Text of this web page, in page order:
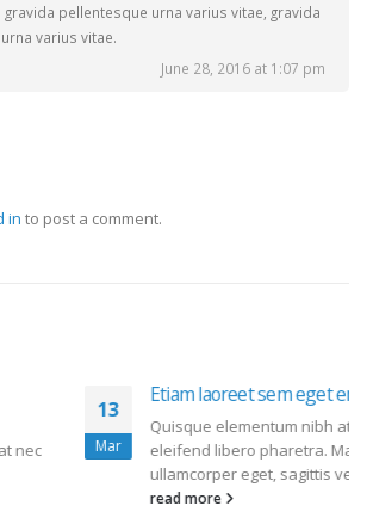
gravida pellentesque urna varius vitae, gravida
varius vitae.
June 28, 2016 at 1:07 pm
in to post a comment.
sem eget eros rhoncus
nibh at dolor pellentesque, a
pharetra. Mauris neque felis, volutpat nec
eget, sagittis vel enim....